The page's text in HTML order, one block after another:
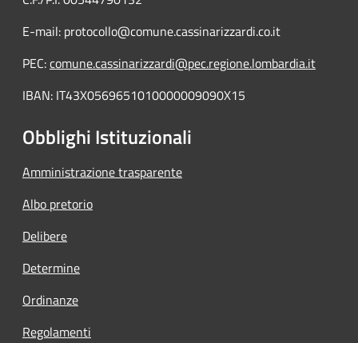
E-mail: protocollo@comune.cassinarizzardi.co.it
PEC:comune.cassinarizzardi@pec.regione.lombardia.it
IBAN: IT43X0569651010000009090X15
Obblighi Istituzionali
Amministrazione trasparente
Albo pretorio
Delibere
Determine
Ordinanze
Regolamenti